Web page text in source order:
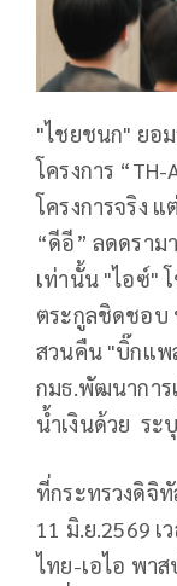
"ไชยชนก" ยอ
โครงการ
โครงการจริง
“ดีอี” ลดดราม
เท่านั้น "ไอซ์"
ตระกูลชิดชอบ
สวนคืน "บิ๊กแพ
กมธ.พัฒนาการ
น้ำเงินด้วย ร
ที่กระทรวงดิจิ
11 มิ.ย.2569 เ
ไทย-เอไอ พา